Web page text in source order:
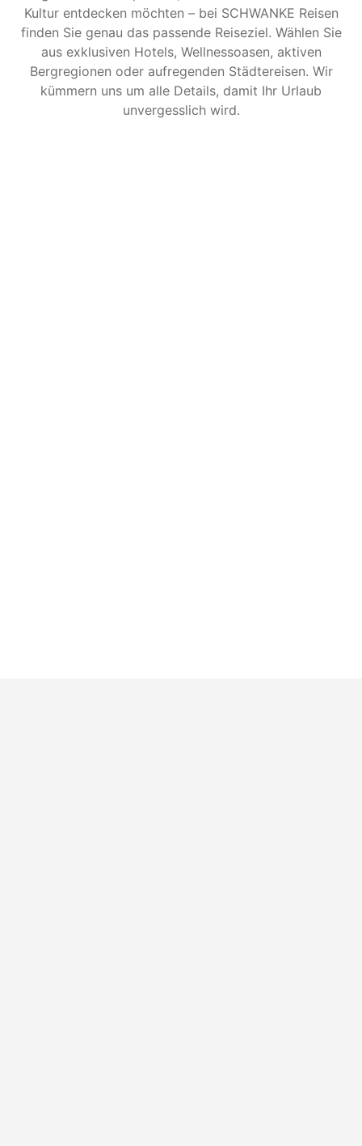
Kultur entdecken möchten – bei SCHWANKE Reisen
finden Sie genau das passende Reiseziel. Wählen Sie
aus exklusiven Hotels, Wellnessoasen, aktiven
Bergregionen oder aufregenden Städtereisen. Wir
kümmern uns um alle Details, damit Ihr Urlaub
unvergesslich wird.